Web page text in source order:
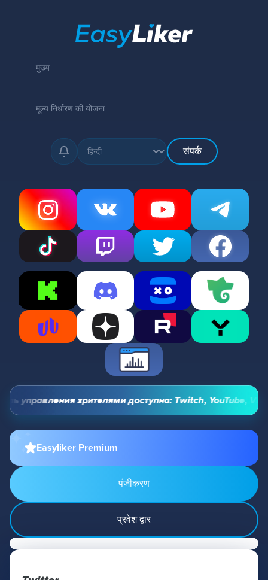
मुख्य
मूल्य निर्धारण की योजना
संपर्क
управления зрителями доступна: Twitch, YouTube, VK
Easyliker Premium
पंजीकरण
प्रवेश द्वार